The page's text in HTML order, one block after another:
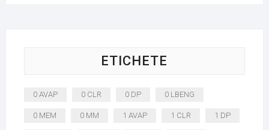
ETICHETE
0 AVAP 0 CLR 0 DP 0 LBENG
0 MEM 0 MM 1 AVAP 1 CLR 1 DP